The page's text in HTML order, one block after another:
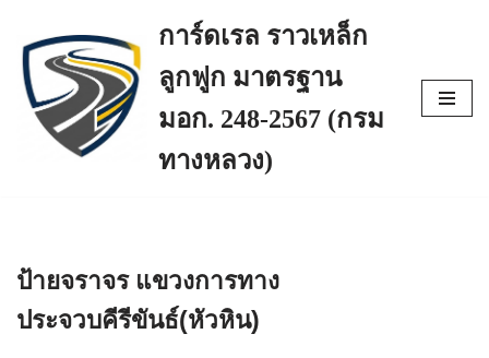
Skip
to
content
การ์ดเรล ราวเหล็ก
ลูกฟูก มาตรฐาน
มอก. 248-2567 (กรม
ทางหลวง)
ป้ายจราจร แขวงการทาง
ประจวบคีรีขันธ์(หัวหิน)